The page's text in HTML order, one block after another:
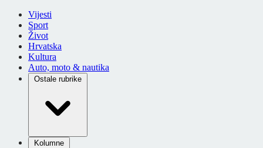
Vijesti
Sport
Život
Hrvatska
Kultura
Auto, moto & nautika
Ostale rubrike
Kolumne